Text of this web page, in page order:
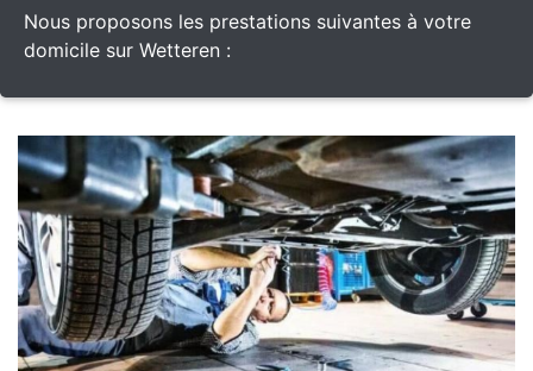
Nous proposons les prestations suivantes à votre
domicile sur Wetteren :